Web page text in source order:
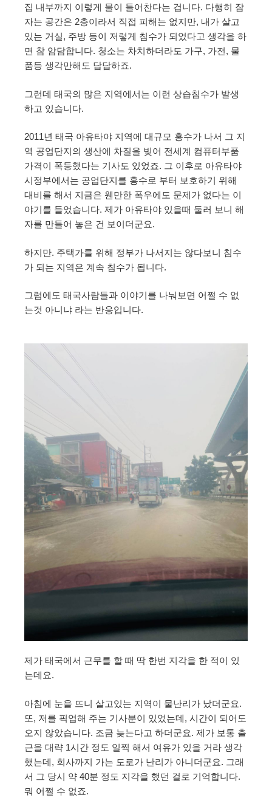
집 내부까지 이렇게 물이 들어찬다는 겁니다. 다행히 잠
자는 공간은 2층이라서 직접 피해는 없지만, 내가 살고
있는 거실, 주방 등이 저렇게 침수가 되었다고 생각을 하
면 참 암담합니다. 청소는 차치하더라도 가구, 가전, 물
품등 생각만해도 답답하죠.
그런데 태국의 많은 지역에서는 이런 상습침수가 발생
하고 있습니다.
2011년 태국 아유타야 지역에 대규모 홍수가 나서 그 지
역 공업단지의 생산에 차질을 빚어 전세계 컴퓨터부품
가격이 폭등했다는 기사도 있었죠. 그 이후로 아유타야
시정부에서는 공업단지를 홍수로 부터 보호하기 위해
대비를 해서 지금은 웬만한 폭우에도 문제가 없다는 이
야기를 들었습니다. 제가 아유타야 있을때 둘러 보니 해
자를 만들어 놓은 건 보이더군요.
하지만. 주택가를 위해 정부가 나서지는 않다보니 침수
가 되는 지역은 계속 침수가 됩니다.
그럼에도 태국사람들과 이야기를 나눠보면 어쩔 수 없
는것 아니냐 라는 반응입니다.
제가 태국에서 근무를 할 때 딱 한번 지각을 한 적이 있
는데요.
아침에 눈을 뜨니 살고있는 지역이 물난리가 났더군요.
또, 저를 픽업해 주는 기사분이 있었는데, 시간이 되어도
오지 않았습니다. 조금 늦는다고 하더군요. 제가 보통 출
근을 대략 1시간 정도 일찍 해서 여유가 있을 거라 생각
했는데, 회사까지 가는 도로가 난리가 아니더군요. 그래
서 그 당시 약 40분 정도 지각을 했던 걸로 기억합니다.
뭐 어쩔 수 없죠.